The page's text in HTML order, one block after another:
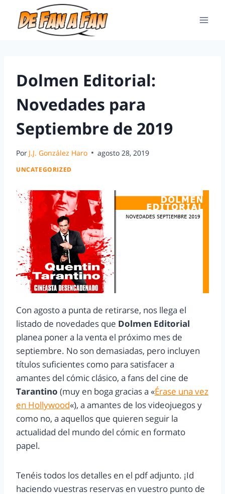
Dolmen Editorial:
Novedades para
Septiembre de 2019
Por J.J. González Haro agosto 28, 2019
UNCATEGORIZED
Con agosto a punta de retirarse, nos llega el
listado de novedades que Dolmen Editorial
planea poner a la venta el próximo mes de
septiembre. No son demasiadas, pero incluyen
títulos suficientes como para satisfacer a
amantes del cómic clásico, a fans del cine de
Tarantino (muy en boga gracias a «Érase una vez
en Hollywood«), a amantes de los videojuegos y
como no, a aquellos que quieren seguir la
actualidad del mundo del cómic en formato
papel.
Tenéis todos los detalles en el pdf adjunto. ¡Id
haciendo vuestras reservas en vuestro punto de